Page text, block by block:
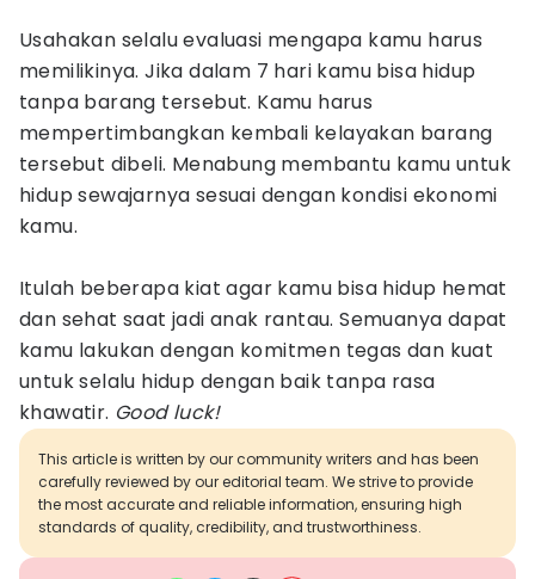
Usahakan selalu evaluasi mengapa kamu harus
memilikinya. Jika dalam 7 hari kamu bisa hidup
tanpa barang tersebut. Kamu harus
mempertimbangkan kembali kelayakan barang
tersebut dibeli. Menabung membantu kamu untuk
hidup sewajarnya sesuai dengan kondisi ekonomi
kamu.
Itulah beberapa kiat agar kamu bisa hidup hemat
dan sehat saat jadi anak rantau. Semuanya dapat
kamu lakukan dengan komitmen tegas dan kuat
untuk selalu hidup dengan baik tanpa rasa
khawatir. Good luck!
This article is written by our community writers and has been
carefully reviewed by our editorial team. We strive to provide
the most accurate and reliable information, ensuring high
standards of quality, credibility, and trustworthiness.